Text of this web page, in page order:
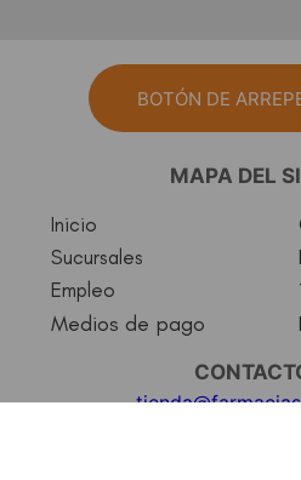
BOTÓN DE
MAPA DEL
Inicio
Sucursales
Empleo
Medios de pago